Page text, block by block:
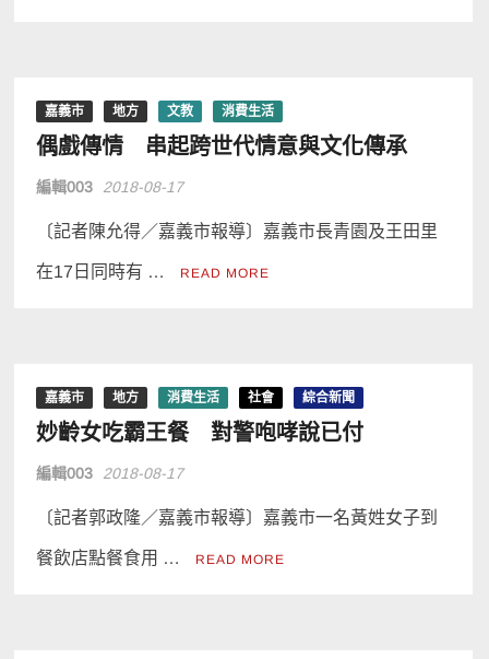
嘉義市 地方 文教 消費生活
偶戲傳情 串起跨世代情意與文化傳承
編輯003 2018-08-17
〔記者陳允得／嘉義市報導〕嘉義市長青園及王田里
在17日同時有 … READ MORE
嘉義市 地方 消費生活 社會 綜合新聞
妙齡女吃霸王餐 對警咆哮說已付
編輯003 2018-08-17
〔記者郭政隆／嘉義市報導〕嘉義市一名黃姓女子到
餐飲店點餐食用 … READ MORE